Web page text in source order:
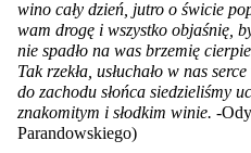
wino cały dzień, jutro o świcie
wam drogę i wszystko objaśnię,
nie spadło na was brzemię
Tak rzekła, usłuchało w nas
do zachodu słońca siedzieliśmy
znakomitym i słodkim winie. -
Parandowskiego)